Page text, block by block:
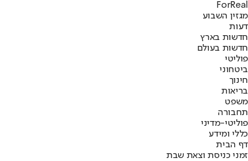
ForReal
מגזין השבוע
דעות
חדשות בארץ
חדשות בעולם
פוליטי
ביטחוני
חינוך
בריאות
משפט
תחבורה
פוליטי-מדיני
כללי ומידע
דף הבית
זמני כניסת וצאת שבת